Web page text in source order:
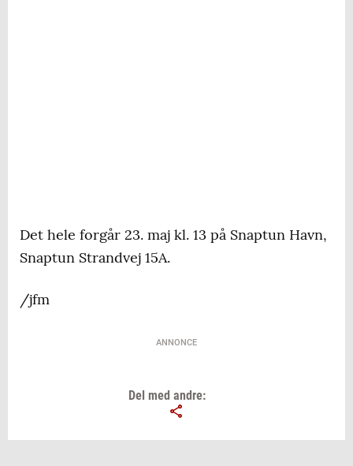
Det hele forgår 23. maj kl. 13 på Snaptun Havn,
Snaptun Strandvej 15A.
/jfm
ANNONCE
Del med andre: